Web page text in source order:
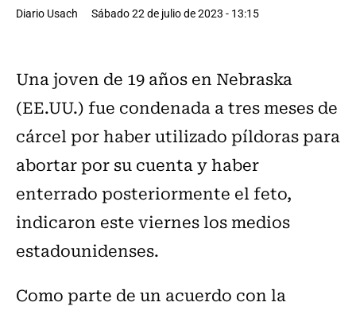
Diario Usach Sábado 22 de julio de 2023 - 13:15
Una joven de 19 años en Nebraska
(EE.UU.) fue condenada a tres meses de
cárcel por haber utilizado píldoras para
abortar por su cuenta y haber
enterrado posteriormente el feto,
indicaron este viernes los medios
estadounidenses.
Como parte de un acuerdo con la